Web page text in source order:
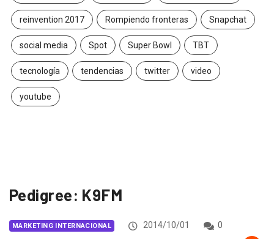
reinvention 2017 Rompiendo fronteras Snapchat
social media Spot Super Bowl TBT
tecnología tendencias twitter video
youtube
Pedigree: K9FM
MARKETING INTERNACIONAL 2014/10/01
0